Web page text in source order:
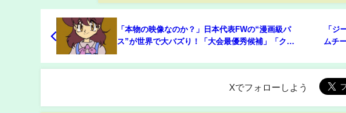
「本物の映像なのか？」日本代表FWの“漫画級パ
ス”が世界で大バズり！「大会最優秀候補」「クレ
「ジ
ムチ
Xでフォローしよう